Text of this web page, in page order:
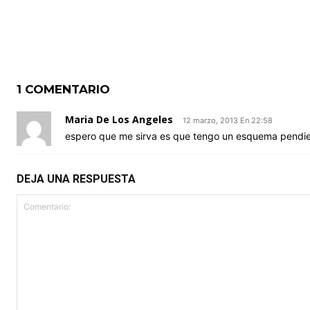
1 COMENTARIO
Maria De Los Angeles 12 marzo, 2013 En 22:58
espero que me sirva es que tengo un esquema
DEJA UNA RESPUESTA